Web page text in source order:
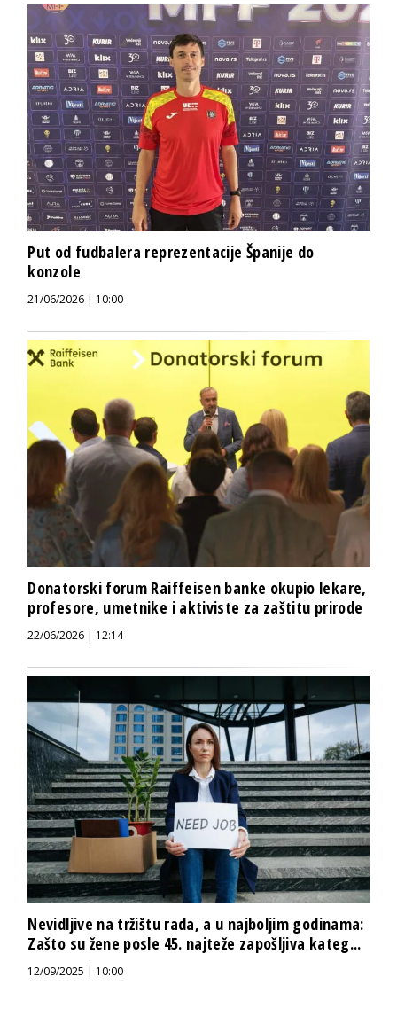
Put od fudbalera reprezentacije Španije do
konzole
21/06/2026 | 10:00
Donatorski forum Raiffeisen banke okupio lekare,
profesore, umetnike i aktiviste za zaštitu prirode
22/06/2026 | 12:14
Nevidljive na tržištu rada, a u najboljim godinama:
Zašto su žene posle 45. najteže zapošljiva kateg...
12/09/2025 | 10:00